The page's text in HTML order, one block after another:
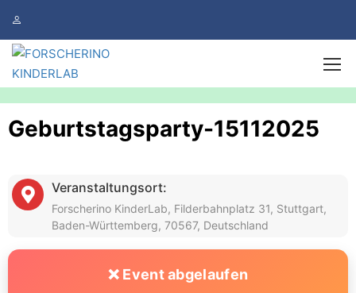
Geburtstagsparty-15112025
Veranstaltungsort:
Forscherino KinderLab, Filderbahnplatz 31, Stuttgart,
Baden-Württemberg, 70567, Deutschland
❌ Event abgelaufen